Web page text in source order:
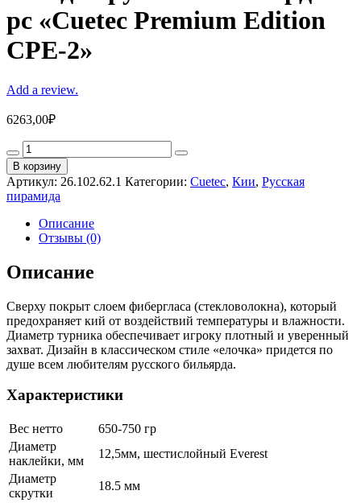
pc «Cuetec Premium Edition
CPE-2»
Add a review.
6263,00₽
Кий
для
русского
бильярда
2-
pc
"Cuetec
Premium
CPE-
quantity
В корзину
Артикул: 26.102.62.1 Категории: Cuetec, Кии, Русская
пирамида
Описание
Отзывы (0)
Описание
Сверху покрыт слоем фибергласа (стекловолокна), который
предохраняет кий от воздействий температуры и влажности.
Диаметр турника обеспечивает игроку плотный и уверенный
захват. Дизайн в классическом стиле «елочка» придется по
душе всем любителям русского бильярда.
Характеристики
Вес нетто
650-750 гр
Диаметр
наклейки, мм
12,5мм, шестислойный Everest
Диаметр
скрутки
18.5 мм